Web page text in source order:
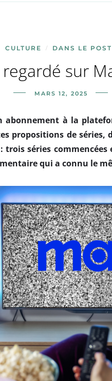
CULTURE / DANS LE
regardé sur
MARS 12, 2025
abonnement à la
propositions de
trois séries
qui a connu le